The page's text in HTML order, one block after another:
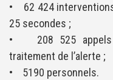
• 62 424
25 secondes ;
• 208 525 appels
traitement de l’alerte ;
• 5190 personnels.